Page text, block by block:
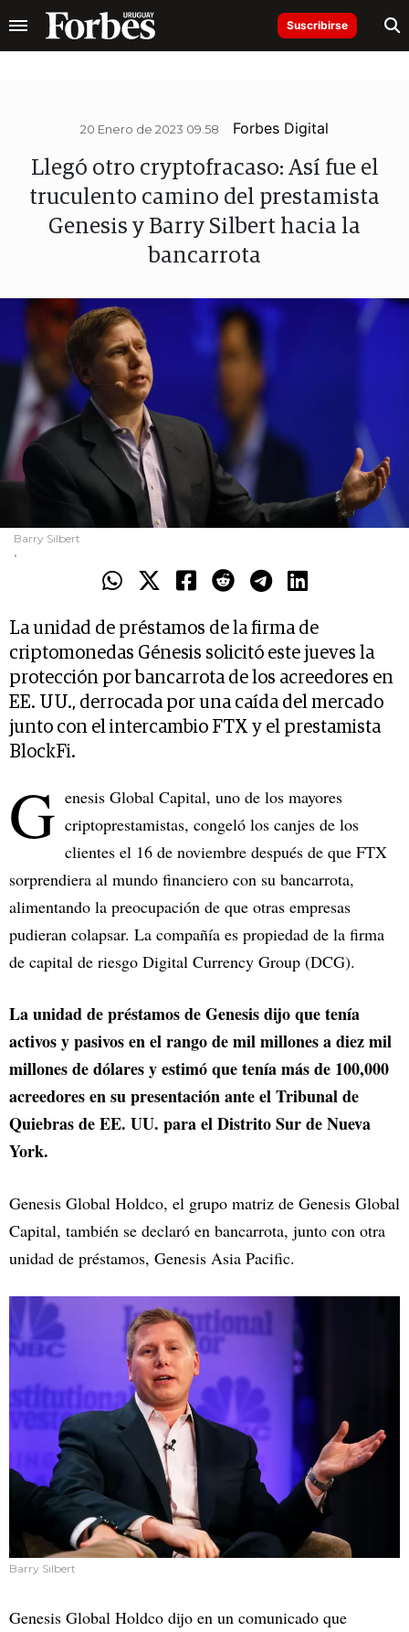
Suscribirse
20 Enero de 2023 09.58 Forbes Digital
Llegó otro cryptofracaso: Así fue el
truculento camino del prestamista
Genesis y Barry Silbert hacia la
bancarrota
Barry Silbert
.
La unidad de préstamos de la firma de
criptomonedas Génesis solicitó este jueves la
protección por bancarrota de los acreedores en
EE. UU., derrocada por una caída del mercado
junto con el intercambio FTX y el prestamista
BlockFi.
G enesis Global Capital, uno de los mayores
criptoprestamistas, congeló los canjes de los
clientes el 16 de noviembre después de que FTX
sorprendiera al mundo financiero con su bancarrota,
alimentando la preocupación de que otras empresas
pudieran colapsar. La compañía es propiedad de la firma
de capital de riesgo Digital Currency Group (DCG).
La unidad de préstamos de Genesis dijo que tenía
activos y pasivos en el rango de mil millones a diez mil
millones de dólares y estimó que tenía más de 100,000
acreedores en su presentación ante el Tribunal de
Quiebras de EE. UU. para el Distrito Sur de Nueva
York.
Genesis Global Holdco, el grupo matriz de Genesis Global
Capital, también se declaró en bancarrota, junto con otra
unidad de préstamos, Genesis Asia Pacific.
Barry Silbert
Genesis Global Holdco dijo en un comunicado que